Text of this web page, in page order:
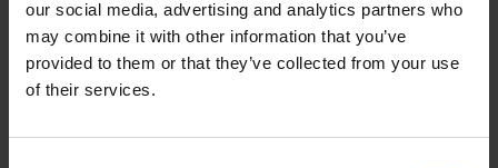
our social media, advertising and analytics partners who
may combine it with other information that you’ve
provided to them or that they’ve collected from your use
of their services.
afmetingen (in bijlage afgebeeld).